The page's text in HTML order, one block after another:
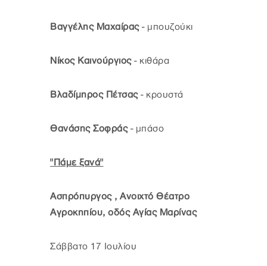
Βαγγέλης Μαχαίρας- μπουζούκι
Νίκος Καινούργιος- κιθάρα
Βλαδίμηρος Πέτσας- κρουστά
Θανάσης Σοφράς- μπάσο
"Πάμε ξανά"
Ασπρόπυργος , Ανοιχτό Θέατρο
Αγροκηπίου, οδός Αγίας Μαρίνας
Σάββατο 17 Ιουλίου